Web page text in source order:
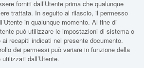
forniti dall’Utente prima che qualunque
trattata. In seguito al rilascio, il permesso
in qualunque momento. Al fine di
può utilizzare le impostazioni di sistema o
recapiti indicati nel presente documento.
dei permessi può variare in funzione della
dall’Utente.